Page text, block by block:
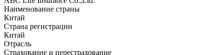
Наименование страны
Китай
Страна регистрации
Китай
Отрасль
Страхование и перестрахование